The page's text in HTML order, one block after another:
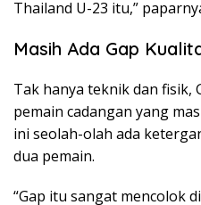
Thailand U-23 itu,”
Masih Ada Gap
Tak hanya teknik dan fisik,
pemain cadangan yang
ini seolah-olah ada
dua pemain.
“Gap itu sangat mencolok